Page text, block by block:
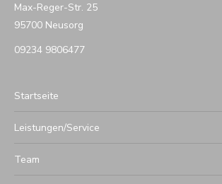
Max-Reger-Str. 25
95700 Neusorg
09234 9806477
Startseite
Leistungen/Service
Team